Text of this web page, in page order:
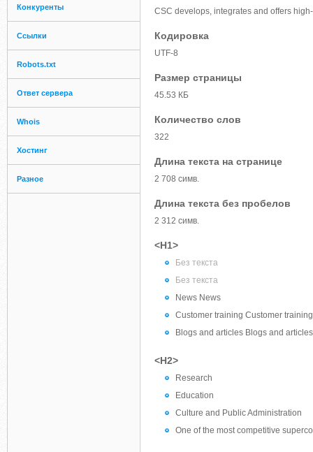
Конкуренты
Ссылки
Robots.txt
Ответ сервера
Whois
Хостинг
Разное
CSC develops, integrates and offers
Кодировка
UTF-8
Размер страницы
45.53 КБ
Количество слов
322
Длина текста на странице
2 708 симв.
Длина текста без пробелов
2 312 симв.
<H1>
Без текста
Без текста
News News
Customer training Customer training
Blogs and articles Blogs and articles
<H2>
Research
Education
Culture and Public Administration
One of the most competitive